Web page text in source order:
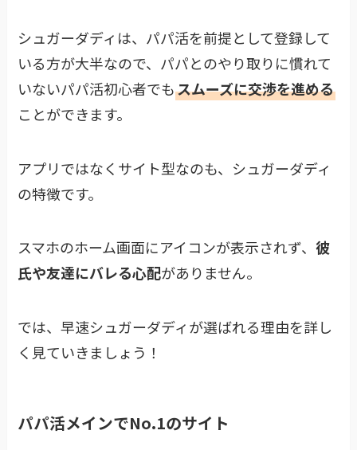
シュガーダディは、パパ活を前提として登録して
いる方が大半なので、パパとのやり取りに慣れて
いないパパ活初心者でもスムーズに交渉を進める
ことができます。
アプリではなくサイト型なのも、シュガーダディ
の特徴です。
スマホのホーム画面にアイコンが表示されず、彼
氏や友達にバレる心配がありません。
では、早速シュガーダディが選ばれる理由を詳し
く見ていきましょう！
パパ活メインでNo.1のサイト